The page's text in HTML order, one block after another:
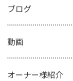
ブログ
動画
オーナー様紹介